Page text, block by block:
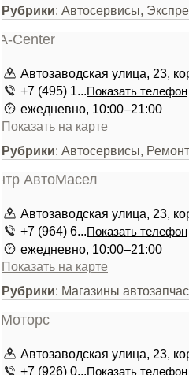
Рубрики: Автосервисы,
Автозаводская улица, 23,
+7 (495) 1...Показать телефон
ежедневно, 10:00–21:00
Показать на карте
Рубрики: Автосервисы,
Автозаводская улица, 23,
+7 (964) 6...Показать телефон
ежедневно, 10:00–21:00
Показать на карте
Рубрики: Магазины
Автозаводская улица, 23,
+7 (926) 0...Показать телефон